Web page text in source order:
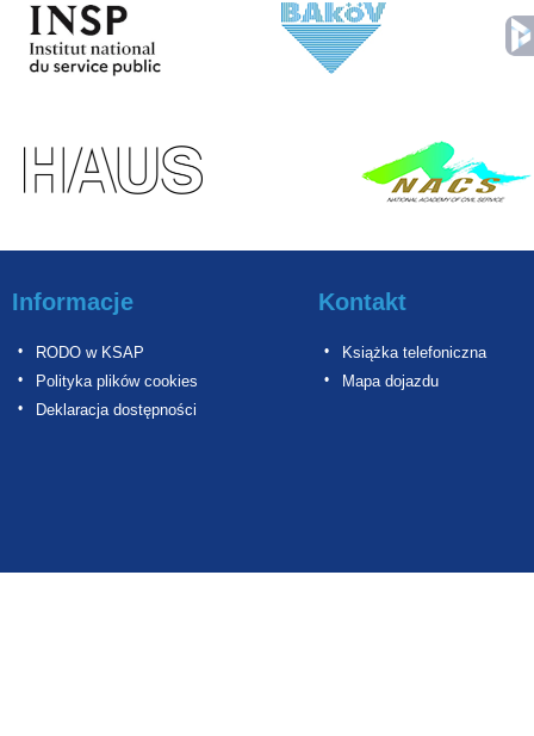
Informacje
RODO w KSAP
Polityka plików cookies
Deklaracja dostępności
Kontakt
Książka telefoniczna
Mapa dojazdu